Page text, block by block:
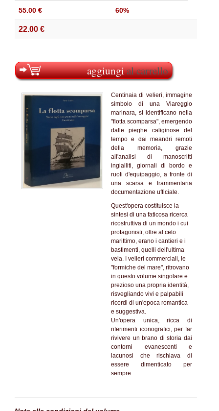
55.00 € 60%
22.00 €
aggiungial carrello
Centinaia di velieri, immagine
simbolo di una Viareggio
marinara, si identificano nella
"flotta scomparsa", emergendo
dalle pieghe caliginose del
tempo e dai meandri remoti
della memoria, grazie
all'analisi di manoscritti
ingialliti, giornali di bordo e
ruoli d'equipaggio, a fronte di
una scarsa e frammentaria
documentazione ufficiale.
Quest'opera costituisce la
sintesi di una faticosa ricerca
ricostruttiva di un mondo i cui
protagonisti, oltre al ceto
marittimo, erano i cantieri e i
bastimenti, quelli dell'ultima
vela. I velieri commerciali, le
"formiche del mare", ritrovano
in questo volume singolare e
prezioso una propria identità,
risvegliando vivi e palpabili
ricordi di un'epoca romantica
e suggestiva.
Un'opera unica, ricca di
riferimenti iconografici, per far
rivivere un brano di storia dai
contorni evanescenti e
lacunosi che rischiava di
essere dimenticato per
sempre.